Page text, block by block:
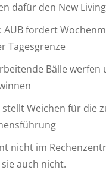
dafür den New
AUB fordert
Tagesgrenze
Bälle werfen
stellt Weichen für die
nicht im
auch nicht.